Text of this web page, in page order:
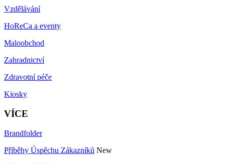
Vzdělávání
HoReCa a eventy
Maloobchod
Zahradnictví
Zdravotní péče
Kiosky
VÍCE
Brandfolder
Příběhy Úspěchu Zákazníků New